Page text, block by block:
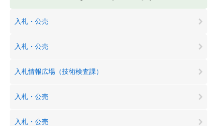
入札・公売
入札・公売
入札情報広場（技術検査課）
入札・公売
入札・公売